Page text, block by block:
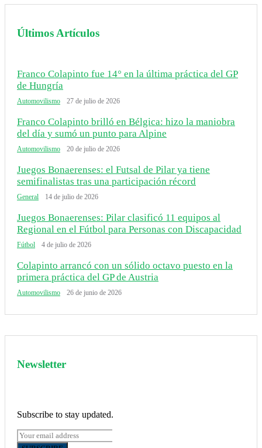
Últimos Artículos
Franco Colapinto fue 14° en la última práctica del GP
de Hungría
Automovilismo 27 de julio de 2026
Franco Colapinto brilló en Bélgica: hizo la maniobra
del día y sumó un punto para Alpine
Automovilismo 20 de julio de 2026
Juegos Bonaerenses: el Futsal de Pilar ya tiene
semifinalistas tras una participación récord
General 14 de julio de 2026
Juegos Bonaerenses: Pilar clasificó 11 equipos al
Regional en el Fútbol para Personas con Discapacidad
Fútbol 4 de julio de 2026
Colapinto arrancó con un sólido octavo puesto en la
primera práctica del GP de Austria
Automovilismo 26 de junio de 2026
Newsletter
Subscribe to stay updated.